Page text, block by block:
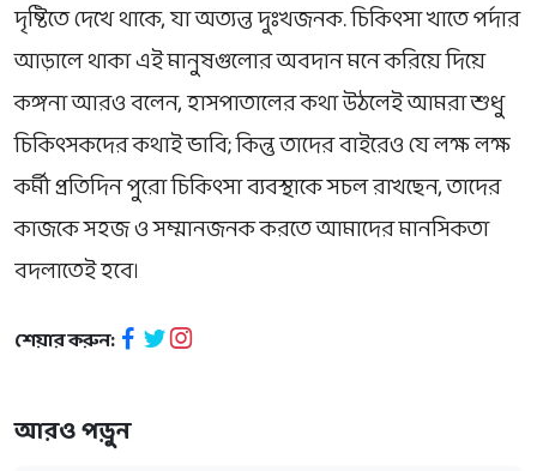
দৃষ্টিতে দেখে থাকে, যা অত্যন্ত দুঃখজনক. চিকিৎসা খাতে পর্দার
আড়ালে থাকা এই মানুষগুলোর অবদান মনে করিয়ে দিয়ে
কঙ্গনা আরও বলেন, হাসপাতালের কথা উঠলেই আমরা শুধু
চিকিৎসকদের কথাই ভাবি; কিন্তু তাদের বাইরেও যে লক্ষ লক্ষ
কর্মী প্রতিদিন পুরো চিকিৎসা ব্যবস্থাকে সচল রাখছেন, তাদের
কাজকে সহজ ও সম্মানজনক করতে আমাদের মানসিকতা
বদলাতেই হবে।
শেয়ার করুন:
আরও পড়ুন